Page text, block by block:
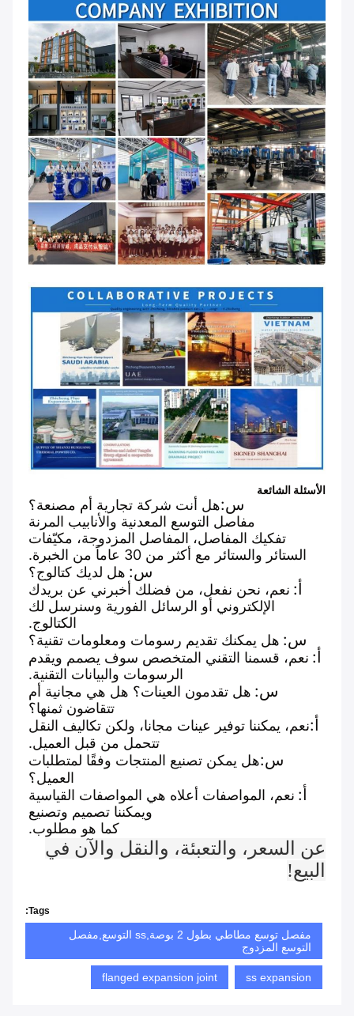
الأسئلة الشائعة
س:هل أنت شركة تجارية أم مصنعة؟
مفاصل التوسع المعدنية والأنابيب المرنة
تفكيك المفاصل، المفاصل المزدوجة، مكيّفات
الستائر والستائر مع أكثر من 30 عاماً من الخبرة.
س: هل لديك كتالوج؟
أ: نعم، نحن نفعل، من فضلك أخبرني عن بريدك
الإلكتروني أو الرسائل الفورية وسنرسل لك
الكتالوج.
س: هل يمكنك تقديم رسومات ومعلومات تقنية؟
أ: نعم، قسمنا التقني المتخصص سوف يصمم ويقدم
الرسومات والبيانات التقنية.
س: هل تقدمون العينات؟ هل هي مجانية أم
تتقاضون ثمنها؟
أ:نعم، يمكننا توفير عينات مجانا، ولكن تكاليف النقل
تتحمل من قبل العميل.
س:هل يمكن تصنيع المنتجات وفقًا لمتطلبات
العميل؟
أ: نعم، المواصفات أعلاه هي المواصفات القياسية
ويمكننا تصميم وتصنيع
كما هو مطلوب.
عن السعر، والتعبئة، والنقل والآن في
البيع!
Tags:
مفصل توسع مطاطي بطول 2 بوصة,ss التوسع,مفصل
التوسع المزدوج
ss expansion
flanged expansion joint